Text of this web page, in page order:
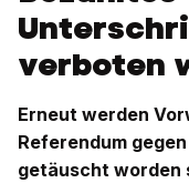
verboten
Erneut werden
Referendum
getäuscht worden